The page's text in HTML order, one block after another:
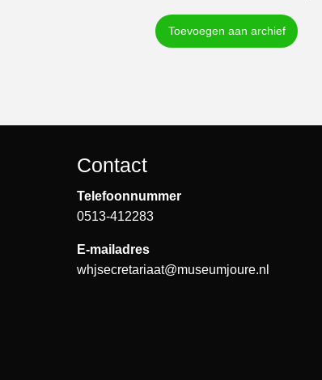
Toevoegen aan archief
Contact
Telefoonnummer
0513-412283
E-mailadres
whjsecretariaat@museumjoure.nl